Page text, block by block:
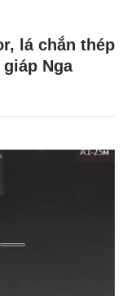
lá chắn thép
Nga